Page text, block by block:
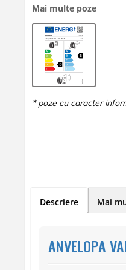
Mai multe poze
Descriere Mai
ANVELOPA